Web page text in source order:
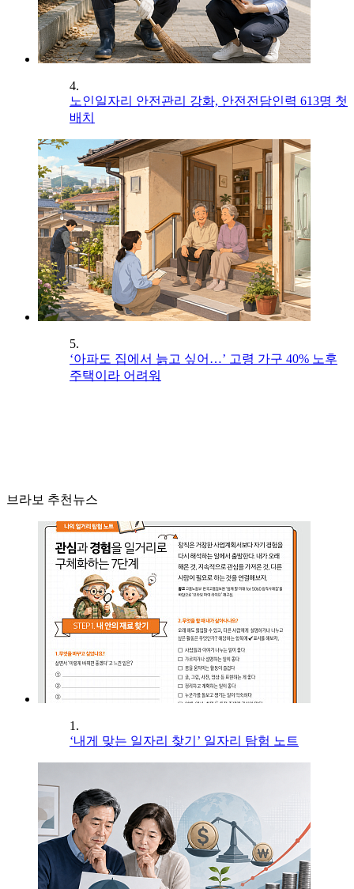
4.
노인일자리 안전관리 강화, 안전전담인력 613명 첫
배치
5.
‘아파도 집에서 늙고 싶어…’ 고령 가구 40% 노후
주택이라 어려워
브라보 추천뉴스
1.
‘내게 맞는 일자리 찾기’ 일자리 탐험 노트